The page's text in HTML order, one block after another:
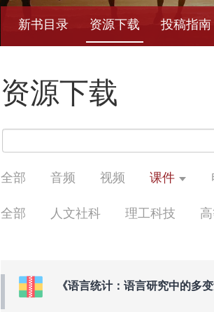
新书目录 资源下载 投稿指南
资源下载
全部 音频 视频 课件
全部 人文社科 理工科技
《语言统计：语言研究中的多